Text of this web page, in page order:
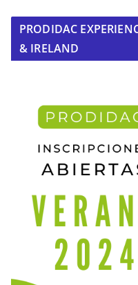
PRODIDAC
& IRELAND